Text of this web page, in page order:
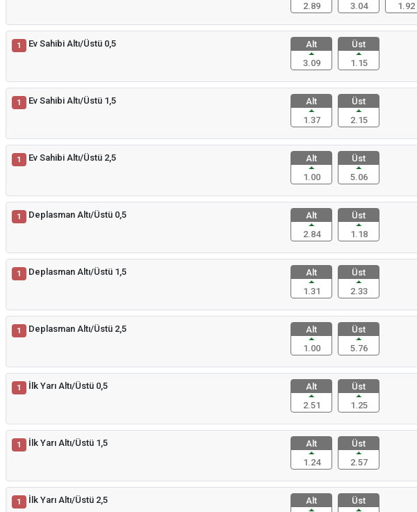
2.89
3.04
1.92
1 Ev Sahibi Altı/Üstü 0,5
Alt
3.09
Üst
1.15
1 Ev Sahibi Altı/Üstü 1,5
Alt
1.37
Üst
2.15
1 Ev Sahibi Altı/Üstü 2,5
Alt
1.00
Üst
5.06
1 Deplasman Altı/Üstü 0,5
Alt
2.84
Üst
1.18
1 Deplasman Altı/Üstü 1,5
Alt
1.31
Üst
2.33
1 Deplasman Altı/Üstü 2,5
Alt
1.00
Üst
5.76
1 İlk Yarı Altı/Üstü 0,5
Alt
2.51
Üst
1.25
1 İlk Yarı Altı/Üstü 1,5
Alt
1.24
Üst
2.57
1 İlk Yarı Altı/Üstü 2,5 Alt Üst